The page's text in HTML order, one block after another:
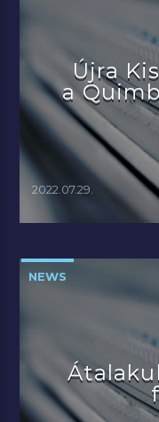
Újra
a
2022.07.29.
NEWS